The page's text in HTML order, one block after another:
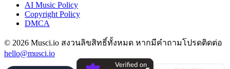
AI Music Policy
Copyright Policy
DMCA
© 2026 Musci.io สงวนลิขสิทธิ์ทั้งหมด หากมีคำถามโปรดติดต่อ
hello@musci.io